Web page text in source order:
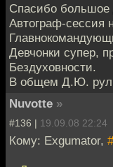
Спасибо
Автограф-сессия
Девчонки супер,
Бездуховности.
В общем Д.Ю.
Nuvotte »
#136 | 19.09.08 22:24
Кому: Exgumator,